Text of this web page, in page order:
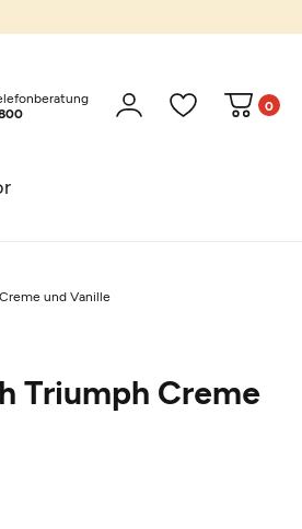
0
und Vanille
Triumph Creme